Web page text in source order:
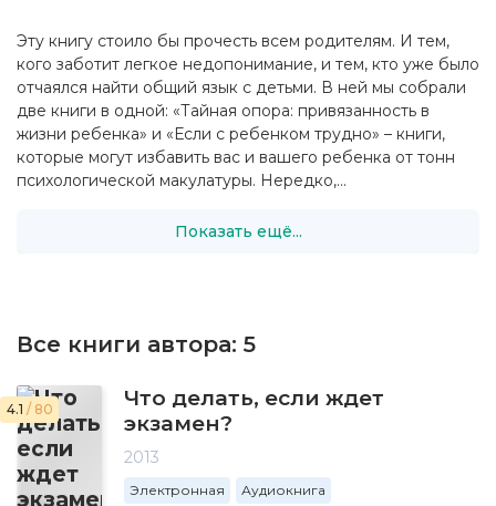
Эту книгу стоило бы прочесть всем родителям. И тем,
кого заботит легкое недопонимание, и тем, кто уже было
отчаялся найти общий язык с детьми. В ней мы собрали
две книги в одной: «Тайная опора: привязанность в
жизни ребенка» и «Если с ребенком трудно» – книги,
которые могут избавить вас и вашего ребенка от тонн
психологической макулатуры. Нередко,...
Показать ещё...
Все книги автора: 5
4.1 / 80
Что делать, если ждет
экзамен?
2013
Электронная Аудиокнига